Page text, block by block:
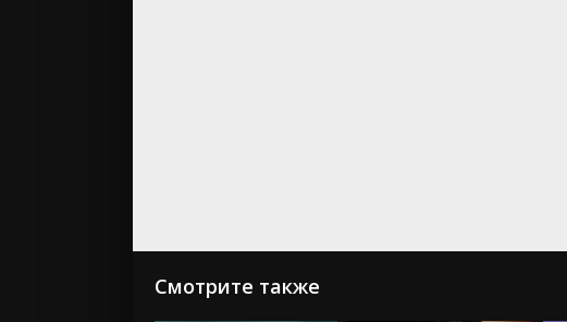
Смотрите также